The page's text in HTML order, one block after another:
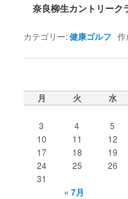
奈良柳生カントリー
カテゴリー:健康ゴルフ
月 火 水
3
4 5
10
11 12
17
18 19
24
25 26
31
« 7月